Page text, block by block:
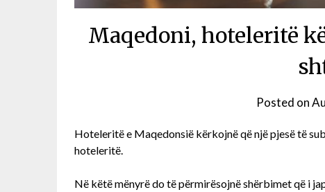
Maqedoni, hoteleritë
Posted on
Hoteleritë e Maqedonsië kërkojnë që një pjesë të
hoteleritë.
Në këtë mënyrë do të përmirësojnë shërbimet që i